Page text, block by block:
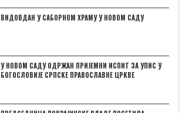
ВИДОВДАН У САБОРНОМ ХРАМУ У НОВОМ САДУ
У НОВОМ САДУ ОДРЖАН ПРИЈЕМНИ ИСПИТ ЗА УПИС У
БОГОСЛОВИЈЕ СРПСКЕ ПРАВОСЛАВНЕ ЦРКВЕ